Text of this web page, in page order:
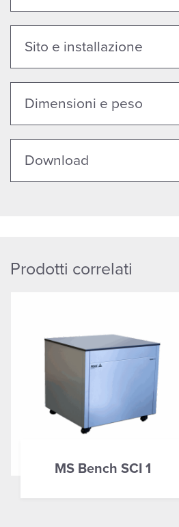
Sito e installazione
Dimensioni e peso
Download
Prodotti correlati
MS Bench SCI 1